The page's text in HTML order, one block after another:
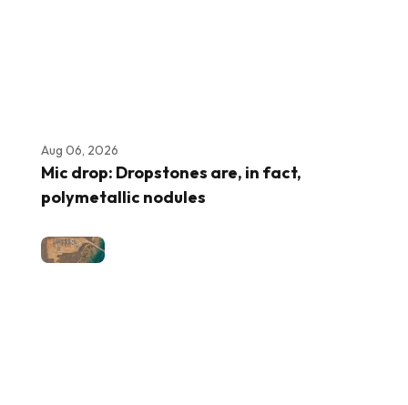
Aug 06, 2026
Mic drop: Dropstones are, in fact,
polymetallic nodules